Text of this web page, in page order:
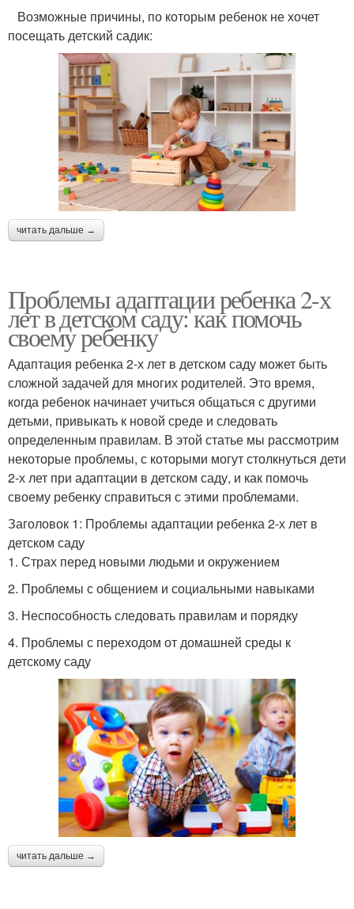
Возможные причины, по которым ребенок не хочет
посещать детский садик:
читать дальше →
Проблемы адаптации ребенка 2-х
лет в детском саду: как помочь
своему ребенку
Адаптация ребенка 2-х лет в детском саду может быть
сложной задачей для многих родителей. Это время,
когда ребенок начинает учиться общаться с другими
детьми, привыкать к новой среде и следовать
определенным правилам. В этой статье мы рассмотрим
некоторые проблемы, с которыми могут столкнуться дети
2-х лет при адаптации в детском саду, и как помочь
своему ребенку справиться с этими проблемами.
Заголовок 1: Проблемы адаптации ребенка 2-х лет в
детском саду
1. Страх перед новыми людьми и окружением
2. Проблемы с общением и социальными навыками
3. Неспособность следовать правилам и порядку
4. Проблемы с переходом от домашней среды к
детскому саду
читать дальше →